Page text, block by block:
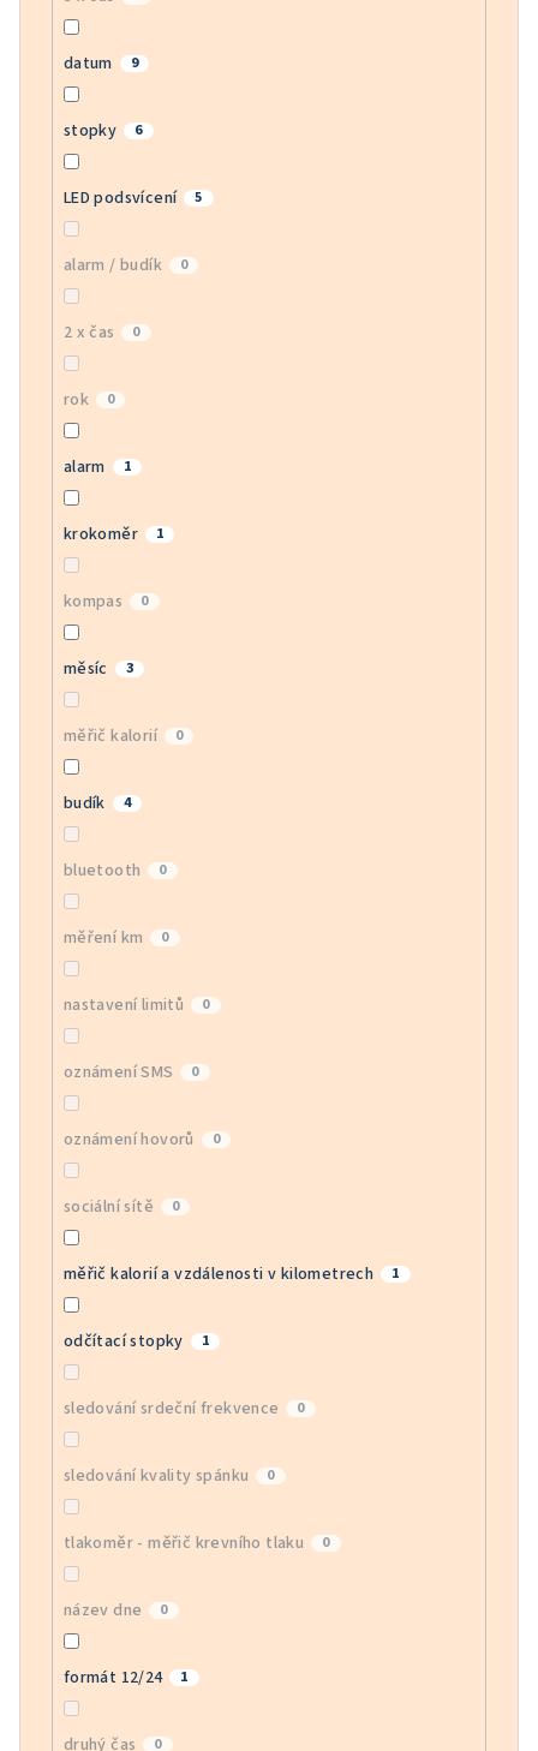
datum 9
stopky 6
LED podsvícení 5
alarm / budík 0
2 x čas 0
rok 0
alarm 1
krokoměr 1
kompas 0
měsíc 3
měřič kalorií 0
budík 4
bluetooth 0
měření km 0
nastavení limitů 0
oznámení SMS 0
oznámení hovorů 0
sociální sítě 0
měřič kalorií a vzdálenosti v kilometrech 1
odčítací stopky 1
sledování srdeční frekvence 0
sledování kvality spánku 0
tlakoměr - měřič krevního tlaku 0
název dne 0
formát 12/24 1
druhý čas 0